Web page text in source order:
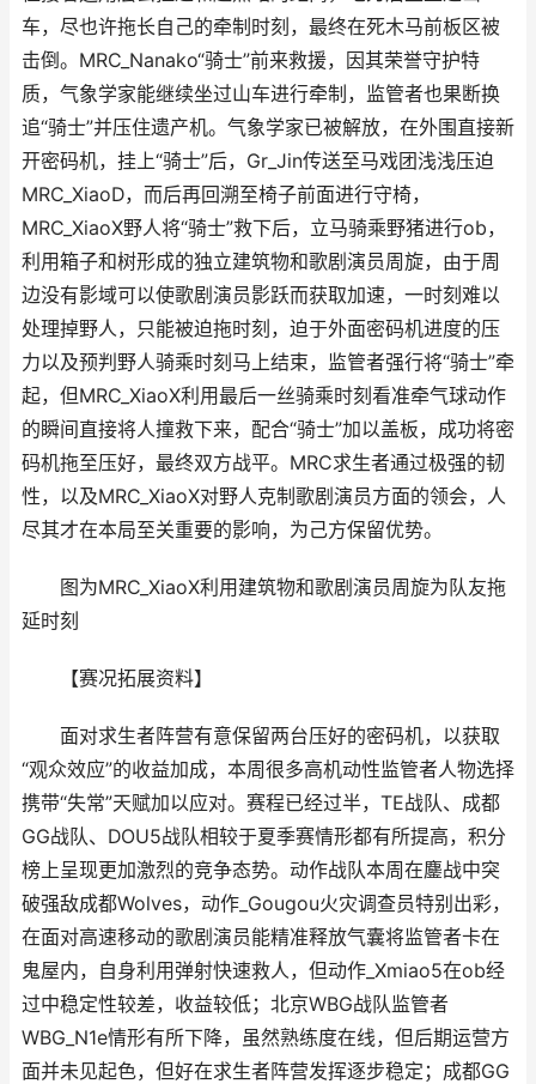
车，尽也许拖长自己的牵制时刻，最终在死木马前板区被
击倒。MRC_Nanako“骑士”前来救援，因其荣誉守护特
质，气象学家能继续坐过山车进行牵制，监管者也果断换
追“骑士”并压住遗产机。气象学家已被解放，在外围直接新
开密码机，挂上“骑士”后，Gr_Jin传送至马戏团浅浅压迫
MRC_XiaoD，而后再回溯至椅子前面进行守椅，
MRC_XiaoX野人将“骑士”救下后，立马骑乘野猪进行ob，
利用箱子和树形成的独立建筑物和歌剧演员周旋，由于周
边没有影域可以使歌剧演员影跃而获取加速，一时刻难以
处理掉野人，只能被迫拖时刻，迫于外面密码机进度的压
力以及预判野人骑乘时刻马上结束，监管者强行将“骑士”牵
起，但MRC_XiaoX利用最后一丝骑乘时刻看准牵气球动作
的瞬间直接将人撞救下来，配合“骑士”加以盖板，成功将密
码机拖至压好，最终双方战平。MRC求生者通过极强的韧
性，以及MRC_XiaoX对野人克制歌剧演员方面的领会，人
尽其才在本局至关重要的影响，为己方保留优势。
图为MRC_XiaoX利用建筑物和歌剧演员周旋为队友拖
延时刻
【赛况拓展资料】
面对求生者阵营有意保留两台压好的密码机，以获取
“观众效应”的收益加成，本周很多高机动性监管者人物选择
携带“失常”天赋加以应对。赛程已经过半，TE战队、成都
GG战队、DOU5战队相较于夏季赛情形都有所提高，积分
榜上呈现更加激烈的竞争态势。动作战队本周在鏖战中突
破强敌成都Wolves，动作_Gougou火灾调查员特别出彩，
在面对高速移动的歌剧演员能精准释放气囊将监管者卡在
鬼屋内，自身利用弹射快速救人，但动作_Xmiao5在ob经
过中稳定性较差，收益较低；北京WBG战队监管者
WBG_N1e情形有所下降，虽然熟练度在线，但后期运营方
面并未见起色，但好在求生者阵营发挥逐步稳定；成都GG